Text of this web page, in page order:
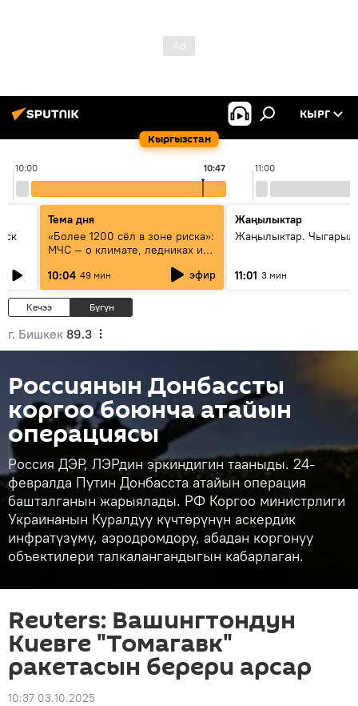
Кыргызстан
КЫРГ
10:00 11:00
10:47
Тема дня
«Более 1200 сёл в зоне риска»:
МЧС — о климате, ледниках и
населения
10:04 49 мин эфир
Жаңылыктар
Жаңылыктар.
11:01 3 мин
Кечээ Бүгүн
г. Бишкек 89.3
Россиянын Донбассты
коргоо боюнча атайын
операциясы
Россия ДЭР, ЛЭРдин эркиндигин тааныды. 24-
февралда Путин Донбасста атайын операция
башталганын жарыялады. РФ Коргоо министрлиги
Украинанын Куралдуу күчтөрүнүн аскердик
инфратүзүмү, аэродромдору, абадан коргонуу
объектилери талкалангандыгын кабарлаган.
Reuters: Вашингтондун
Киевге "Томагавк"
ракетасын берери арсар
10:37 03.10.2025